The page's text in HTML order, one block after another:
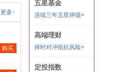
更多>
购买